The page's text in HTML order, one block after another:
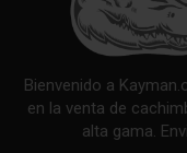
Bienvenido a
en la venta de
alta gama.